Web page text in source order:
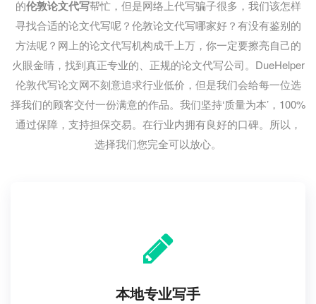
的伦敦论文代写帮忙，但是网络上代写骗子很多，我们该怎样
寻找合适的论文代写呢？伦敦论文代写哪家好？有没有鉴别的
方法呢？网上的论文代写机构成千上万，你一定要擦亮自己的
火眼金睛，找到真正专业的、正规的论文代写公司。DueHelper
伦敦代写论文网不刻意追求行业低价，但是我们会给每一位选
择我们的顾客交付一份满意的作品。我们坚持‘质量为本’，100%
通过保障，支持担保交易。在行业内拥有良好的口碑。所以，
选择我们您完全可以放心。
本地专业写手